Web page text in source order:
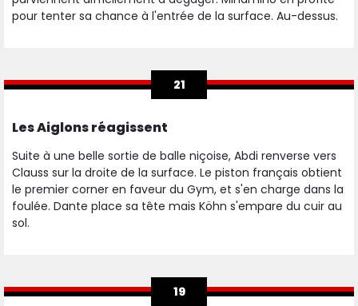
pour tenter sa chance à l'entrée de la surface. Au-dessus.
21
Les Aiglons réagissent
Suite à une belle sortie de balle niçoise, Abdi renverse vers
Clauss sur la droite de la surface. Le piston français obtient
le premier corner en faveur du Gym, et s'en charge dans la
foulée. Dante place sa tête mais Köhn s'empare du cuir au
sol.
19